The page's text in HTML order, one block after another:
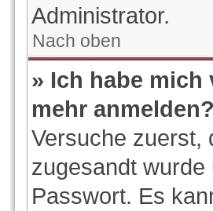
Administrator.
Nach oben
» Ich habe
mehr
Versuche zuerst,
zugesandt
Passwort. Es